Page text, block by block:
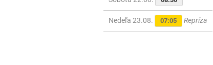
Nedeľa 23.08. 07:05 Repríza